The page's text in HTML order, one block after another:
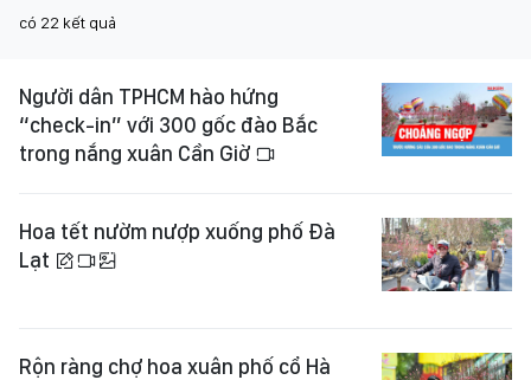
có 22 kết quả
Người dân TPHCM hào hứng
“check-in” với 300 gốc đào Bắc
trong nắng xuân Cần Giờ
Hoa tết nườm nượp xuống phố Đà
Lạt
Rộn ràng chợ hoa xuân phố cổ Hà